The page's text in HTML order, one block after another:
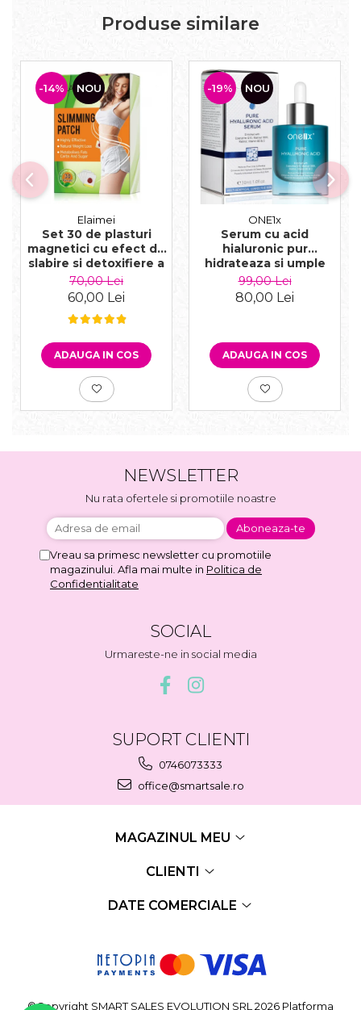
Produse similare
-14% NOU
Elaimei
Set 30 de plasturi
magnetici cu efect de
slabire si detoxifiere a
organismului
ingrediente naturale
70,00 Lei
60,00 Lei
ADAUGA IN COS
-19% NOU
ONE1x
Serum cu acid
hialuronic pur
hidrateaza si umple
ridurile, 30 ml
99,00 Lei
80,00 Lei
ADAUGA IN COS
NEWSLETTER
Nu rata ofertele si promotiile noastre
Vreau sa primesc newsletter cu promotiile
magazinului. Afla mai multe in Politica de
Confidentialitate
SOCIAL
Urmareste-ne in social media
SUPORT CLIENTI
0746073333
office@smartsale.ro
MAGAZINUL MEU
CLIENTI
DATE COMERCIALE
©Copyright SMART SALES EVOLUTION SRL 2026 Platforma